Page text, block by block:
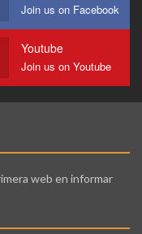
Join us on Facebook
Youtube
Join us on Youtube
web en informar